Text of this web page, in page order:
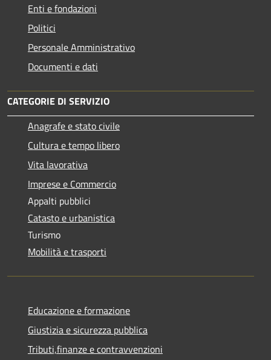
Enti e fondazioni
Politici
Personale Amministrativo
Documenti e dati
CATEGORIE DI SERVIZIO
Anagrafe e stato civile
Cultura e tempo libero
Vita lavorativa
Imprese e Commercio
Appalti pubblici
Catasto e urbanistica
Turismo
Mobilità e trasporti
Educazione e formazione
Giustizia e sicurezza pubblica
Tributi,finanze e contravvenzioni